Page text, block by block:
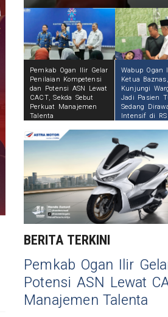
Pemkab Ogan Ilir Gelar
Penilaian Kompetensi
dan Potensi ASN Lewat
CACT, Sekda Sebut
Perkuat Manajemen
Talenta
Wabup Ogan
Ketua Baznas,
Kunjungi
Jadi Pasien
Sedang
Intensif di RS
BERITA TERKINI
Pemkab Ogan Ilir
Potensi ASN Lewat
Manajemen Talenta